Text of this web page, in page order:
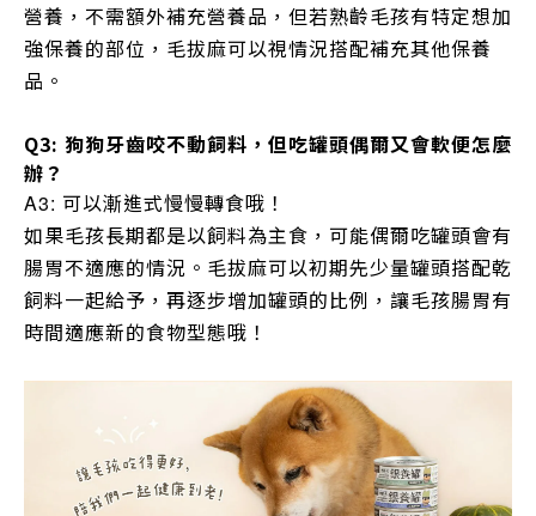
營養，不需額外補充營養品，但若熟齡毛孩有特定想加
強保養的部位，毛拔麻可以視情況搭配補充其他保養
品。
Q3: 狗狗牙齒咬不動飼料，但吃罐頭偶爾又會軟便怎麼
辦？
A3: 可以漸進式慢慢轉食哦！
如果毛孩長期都是以飼料為主食，可能偶爾吃罐頭會有
腸胃不適應的情況。毛拔麻可以初期先少量罐頭搭配乾
飼料一起給予，再逐步增加罐頭的比例，讓毛孩腸胃有
時間適應新的食物型態哦！